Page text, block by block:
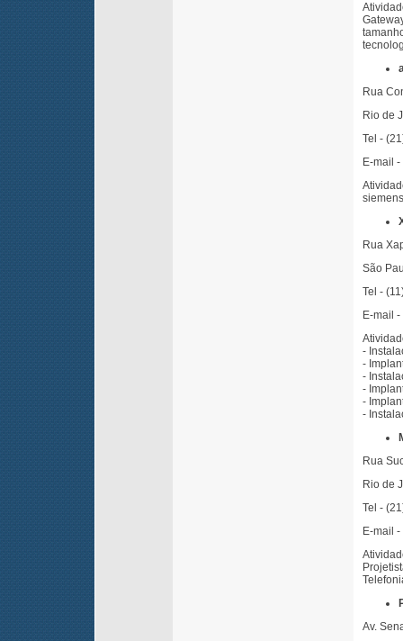
Rua
Rio de
Tel -
E-mail -
Rua
São
Tel -
E-mail -
-
-
-
-
-
-
Rua
Rio de
Tel -
E-mail -
Av.